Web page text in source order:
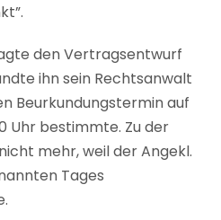
den Vertragsentwurf
ihn sein Rechtsanwalt
Beurkundungstermin auf
Uhr bestimmte. Zu der
mehr, weil der Angekl.
Tages